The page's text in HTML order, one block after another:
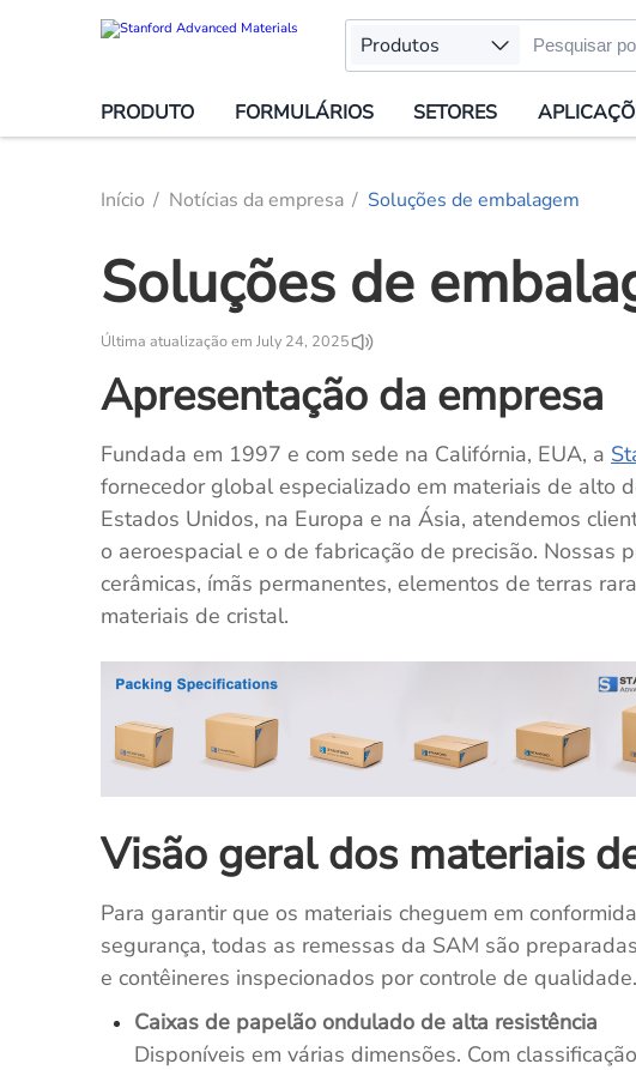
Produtos
PRODUTO FORMULÁRIOS SETORES
Início Notícias da empresa Soluções de embalagem
Soluções de
Última atualização em July 24, 2025
Apresentação da empresa
Fundada em 1997 e com sede na Califórnia, EUA, a
fornecedor global especializado em materiais de alto
Estados Unidos, na Europa e na Ásia, atendemos
o aeroespacial e o de fabricação de precisão. Nossas
cerâmicas, ímãs permanentes, elementos de terras
materiais de cristal.
Visão geral dos materiais
Para garantir que os materiais cheguem em
segurança, todas as remessas da SAM são
e contêineres inspecionados por controle de
Caixas de papelão ondulado de alta resistência
Disponíveis em várias dimensões. Com
CT5237 Tubo Capilar Inconel 625
Pedido de cotação
DP2785 Inconel 718 Em
Pedido de cotação